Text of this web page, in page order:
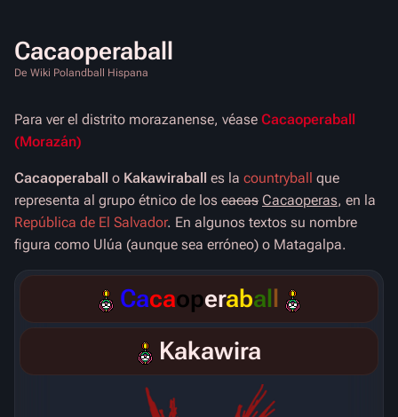
Cacaoperaball
De Wiki Polandball Hispana
Para ver el distrito morazanense, véase Cacaoperaball
(Morazán)
Cacaoperaball o Kakawiraball es la countryball que
representa al grupo étnico de los cacas Cacaoperas, en la
República de El Salvador. En algunos textos su nombre
figura como Ulúa (aunque sea erróneo) o Matagalpa.
Cacaoperaball
Kakawira